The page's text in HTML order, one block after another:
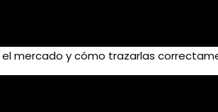
mercado y cómo trazarlas